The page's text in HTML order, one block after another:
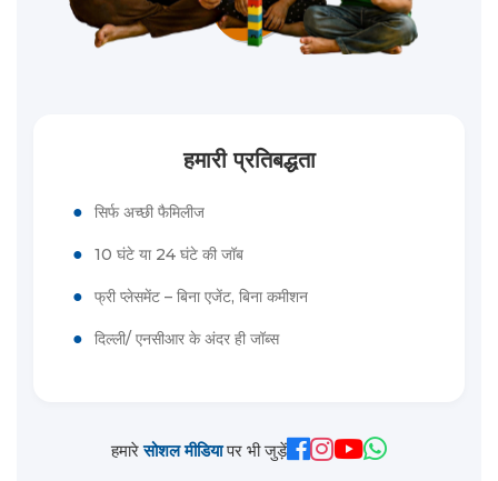
हमारी प्रतिबद्धता
● सिर्फ अच्छी फैमिलीज
● 10 घंटे या 24 घंटे की जॉब
● फ्री प्लेसमेंट – बिना एजेंट, बिना कमीशन
● दिल्ली/ एनसीआर के अंदर ही जॉब्स
हमारेसोशल मीडियापर भी जुड़ें